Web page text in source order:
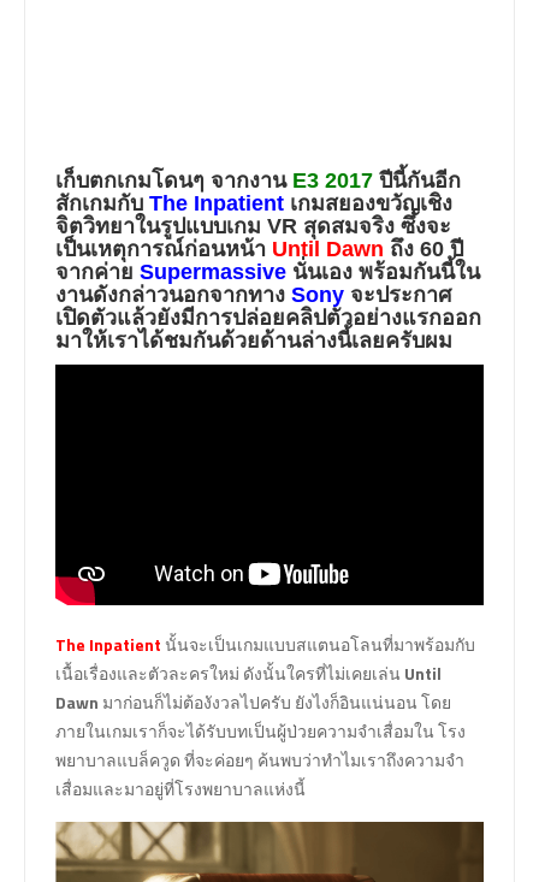
เก็บตกเกมโดนๆ จากงาน E3 2017 ปีนี้กันอีก
สักเกมกับ The Inpatient เกมสยองขวัญเชิง
จิตวิทยาในรูปแบบเกม VR สุดสมจริง ซึ่งจะ
เป็นเหตุการณ์ก่อนหน้า Until Dawn ถึง 60 ปี
จากค่าย Supermassive นั่นเอง พร้อมกันนี้ใน
งานดังกล่าวนอกจากทาง Sony จะประกาศ
เปิดตัวแล้วยังมีการปล่อยคลิปตัวอย่างแรกออก
มาให้เราได้ชมกันด้วยด้านล่างนี้เลยครับผม
The Inpatientนั้นจะเป็นเกมแบบสแตนอโลนที่มาพร้อมกับ
เนื้อเรื่องและตัวละครใหม่ ดังนั้นใครที่ไม่เคยเล่น Until
Dawn มาก่อนก็ไม่ต้องังวลไปครับ ยังไงก็อินแน่นอน โดย
ภายในเกมเราก็จะได้รับบทเป็นผู้ป่วยความจำเสื่อมใน โรง
พยาบาลแบล็ควูด ที่จะค่อยๆ ค้นพบว่าทำไมเราถึงความจำ
เสื่อมและมาอยู่ที่โรงพยาบาลแห่งนี้